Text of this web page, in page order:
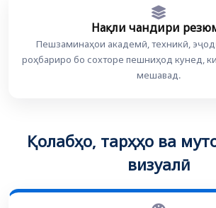
Нақли чандири
Пешзаминаҳои академӣ, техникӣ,
роҳбариро бо сохторе пешниҳод кунед,
мешавад.
Қолабҳо, тарҳҳо ва
визуалӣ